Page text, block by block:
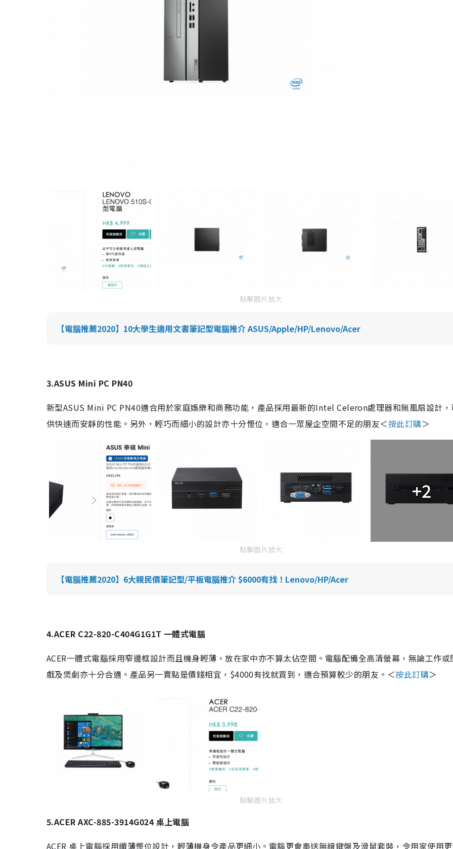
點擊圖片放大
【電腦推薦2020】10大學生適用文書筆記型電腦推介 ASUS/Apple/HP/Lenovo/Acer
3.ASUS Mini PC PN40
新型ASUS Mini PC PN40適合用於家庭娛樂和商務功能，產品採用最新的Intel Celeron處理器和無風扇設計
供快速而安靜的性能。另外，輕巧而細小的設計亦十分慳位，適合一眾屋企空間不足的朋友＜按此訂購＞
+2
點擊圖片放大
【電腦推薦2020】6大親民價筆記型/平板電腦推介 $6000有找！Lenovo/HP/Acer
4.ACER C22-820-C404G1G1T 一體式電腦
ACER一體式電腦採用窄邊框設計而且機身輕薄，放在家中亦不算太佔空間。電腦配備全高清螢幕，無論工作或
戲及煲劇亦十分合適。產品另一賣點是價錢相宜，$4000有找就買到，適合預算較少的朋友。＜按此訂購＞
點擊圖片放大
5.ACER AXC-885-3914G024 桌上電腦
ACER 桌上電腦採用纖薄慳位設計，輕薄機身令產品更細小。電腦更會奉送無線鍵盤及滑鼠套裝，令用家使用